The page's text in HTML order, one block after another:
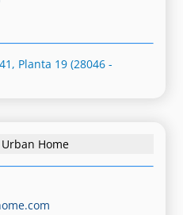
Planta 19 (28046 -
Home